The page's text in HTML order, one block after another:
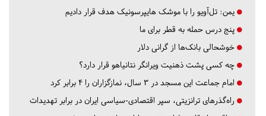
یمن: تل‌آویو را با موشک هایپرسونیک هدف قرار دادیم
پنج درس‌ حمله به قطر برای ما
خوشحالی بانک‌ها از گرانی دلار
چه کسی پشت ذهنیت ویرانگر نتانیاهو قرار دارد؟
امام جماعت این مسجد در ۳ سال، نمازگزاران را ۴ برابر کرد
راه‌گذرهای ترانزیتی، سپر اقتصادی-سیاسی ایران در برابر تهدیدات